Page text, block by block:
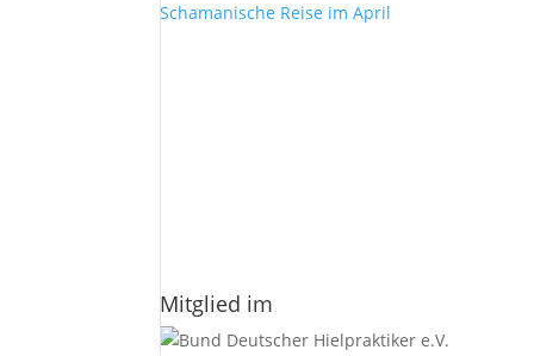
Schamanische Reise im April
Mitglied im